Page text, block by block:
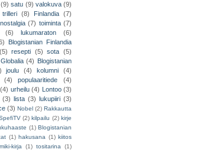
(9) satu (9) valokuva (9)
trilleri (8) Finlandia (7)
nostalgia (7) toiminta (7)
(6) lukumaraton
(6)
Blogistanian Finlandia
(5) resepti (5) sota (5)
(4)
Blogistanian
joulu (4) kolumni
(4)
(4) populaaritiede
(4)
(4) urheilu (4) Lontoo (3)
(3) lista (3) lukupiiri (3)
(3) Nobel (2) Rakkautta
(2) kilpailu (2) kirje
(1) Blogistanian
(1) hakusana (1) kiitos
miki-kirja (1) tositarina (1)